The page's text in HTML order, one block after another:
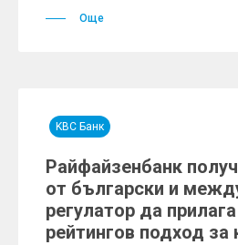
Още
KBC Банк
Райфайзенбанк
от български и
регулатор да
рейтингов подход за